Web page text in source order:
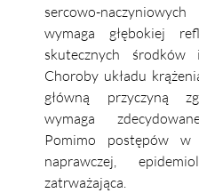
sercowo-
wymaga głębokiej
skutecznych środków
Choroby układu
główną przyczyną
wymaga
Pomimo postępów w
naprawczej,
zatrważająca.